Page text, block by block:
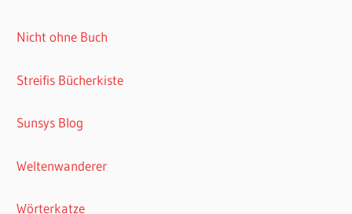
Nicht ohne Buch
Streifis Bücherkiste
Sunsys Blog
Weltenwanderer
Wörterkatze